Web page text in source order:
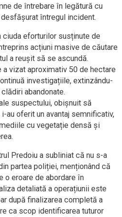
de întrebare în legătură cu
întregul incident.
eforturilor susținute de
acțiuni masive de căutare
a reușit să se ascundă.
vizat aproximativ 50 de hectare
investigațiile, extinzându-
abandonate.
suspectului, obișnuit să
au oferit un avantaj semnificativ,
cu vegetație densă și
Predoiu a subliniat că nu s-a
partea poliției, menționând că
o eroare de abordare în
detaliată a operațiunii este
după finalizarea completă a
ca scop identificarea tuturor